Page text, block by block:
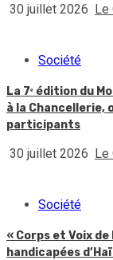
30 juillet 2026 Le
Société
La 7ᵉ édition du
à la Chancellerie,
participants
30 juillet 2026 Le
Société
« Corps et Voix
handicapées